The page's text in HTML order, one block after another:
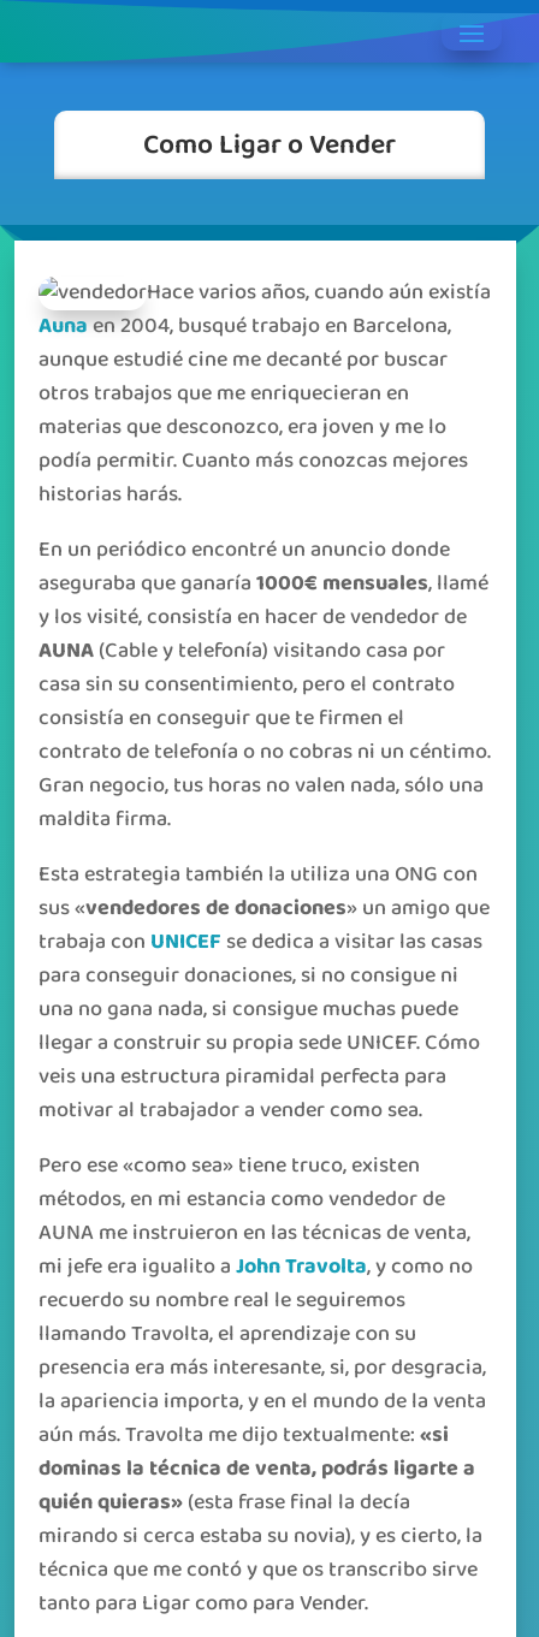
Como Ligar o Vender
Hace varios años, cuando aún existía
Aunaen 2004, busqué trabajo en Barcelona,
aunque estudié cine me decanté por buscar
otros trabajos que me enriquecieran en
materias que desconozco, era joven y me lo
podía permitir. Cuanto más conozcas mejores
historias harás.
En un periódico encontré un anuncio donde
aseguraba que ganaría1000€ mensuales, llamé
y los visité, consistía en hacer de vendedor de
AUNA(Cable y telefonía) visitando casa por
casa sin su consentimiento, pero el contrato
consistía en conseguir que te firmen el
contrato de telefonía o no cobras ni un céntimo.
Gran negocio, tus horas no valen nada, sólo una
maldita firma.
Esta estrategia también la utiliza una ONG con
sus «vendedores de donaciones» un amigo que
trabaja con UNICEF se dedica a visitar las casas
para conseguir donaciones, si no consigue ni
una no gana nada, si consigue muchas puede
llegar a construir su propia sede UNICEF. Cómo
veis una estructura piramidal perfecta para
motivar al trabajador a vender como sea.
Pero ese «como sea» tiene truco, existen
métodos, en mi estancia como vendedor de
AUNA me instruieron en las técnicas de venta,
mi jefe era igualito aJohn Travolta, y como no
recuerdo su nombre real le seguiremos
llamando Travolta, el aprendizaje con su
presencia era más interesante, si, por desgracia,
la apariencia importa, y en el mundo de la venta
aún más. Travolta me dijo textualmente:«si
dominas la técnica de venta, podrás ligarte a
quién quieras»(esta frase final la decía
mirando si cerca estaba su novia), y es cierto, la
técnica que me contó y que os transcribo sirve
tanto para Ligar como para Vender.